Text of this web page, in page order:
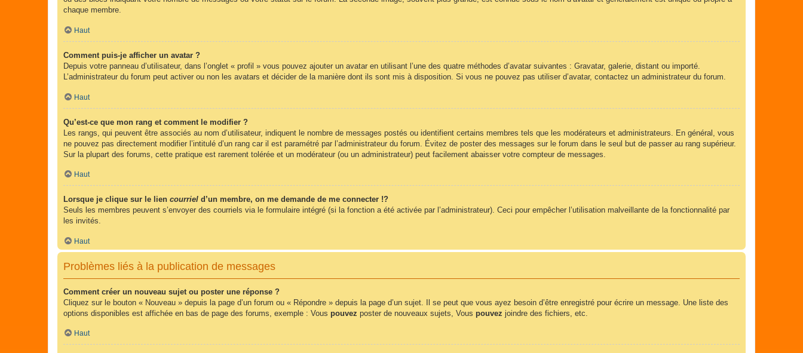
chaque membre.
Haut
Comment puis-je afficher un avatar ?
Depuis votre panneau d’utilisateur, dans l’onglet « profil » vous pouvez ajouter un avatar en utilisant l’une des quatre méthodes d’avatar suivantes : Gravatar, galerie, distant ou importé.
L’administrateur du forum peut activer ou non les avatars et décider de la manière dont ils sont mis à disposition. Si vous ne pouvez pas utiliser d’avatar, contactez un administrateur du forum.
Haut
Qu’est-ce que mon rang et comment le modifier ?
Les rangs, qui peuvent être associés au nom d’utilisateur, indiquent le nombre de messages postés ou identifient certains membres tels que les modérateurs et administrateurs. En général, vous
ne pouvez pas directement modifier l’intitulé d’un rang car il est paramétré par l’administrateur du forum. Évitez de poster des messages sur le forum dans le seul but de passer au rang supérieur.
Sur la plupart des forums, cette pratique est rarement tolérée et un modérateur (ou un administrateur) peut facilement abaisser votre compteur de messages.
Haut
Lorsque je clique sur le lien courriel d’un membre, on me demande de me connecter !?
Seuls les membres peuvent s’envoyer des courriels via le formulaire intégré (si la fonction a été activée par l’administrateur). Ceci pour empêcher l’utilisation malveillante de la fonctionnalité par
les invités.
Haut
Problèmes liés à la publication de messages
Comment créer un nouveau sujet ou poster une réponse ?
Cliquez sur le bouton « Nouveau » depuis la page d’un forum ou « Répondre » depuis la page d’un sujet. Il se peut que vous ayez besoin d’être enregistré pour écrire un message. Une liste des
options disponibles est affichée en bas de page des forums, exemple : Vous pouvez poster de nouveaux sujets, Vous pouvez joindre des fichiers, etc.
Haut